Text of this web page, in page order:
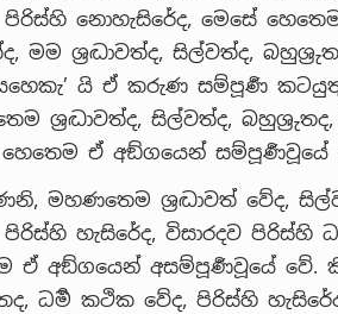
පිරිස්හි නොහැසිරේද, මෙසේ
මම ශ්‍රද්‍ධාවත්ද, සිල්වත්ද,
යි ඒ කරුණ සම්පූර්‍ණ
ශ්‍රද්‍ධාවත්ද, සිල්වත්ද,
ඒ අඞ්ගයෙන් සම්පූර්‍ණවූයේ
මහණතෙම ශ්‍රද්‍ධාවත් වේද,
පිරිස්හි හැසිරේද, විසාරදව පිරිස්හි
ඒ අඞ්ගයෙන් අසම්පූර්‍ණවූයේ වේ.
ධර්‍ම කථික වේද, පිරිස්හි